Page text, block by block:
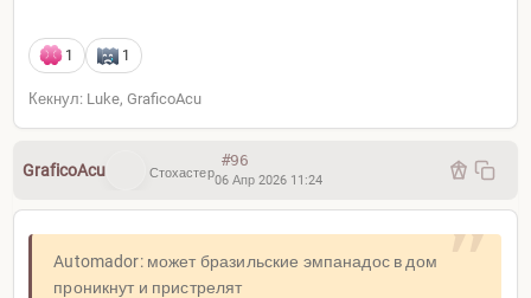
1 1
Кекнул: Luke, GraficoAcu
GraficoAcu Стохастер
#96
06 Апр 2026 11:24
Automador: может бразильские эмпанадос в дом
проникнут и пристрелят